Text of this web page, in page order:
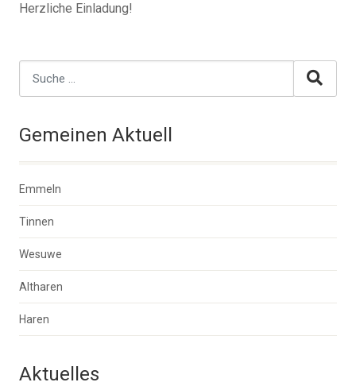
Herzliche Einladung!
Gemeinen Aktuell
Emmeln
Tinnen
Wesuwe
Altharen
Haren
Aktuelles